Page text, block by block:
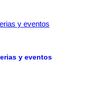
y eventos